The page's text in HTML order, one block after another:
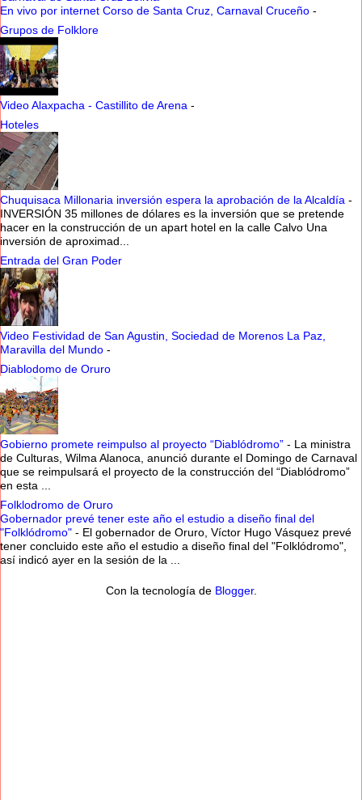
En vivo por internet Corso de Santa Cruz, Carnaval Cruceño -
Grupos de Folklore
Video Alaxpacha - Castillito de Arena -
Hoteles
Chuquisaca Millonaria inversión espera la aprobación de la Alcaldía -
INVERSIÓN 35 millones de dólares es la inversión que se pretende
hacer en la construcción de un apart hotel en la calle Calvo Una
inversión de aproximad...
Entrada del Gran Poder
Video Festividad de San Agustin, Sociedad de Morenos La Paz,
Maravilla del Mundo -
Diablodomo de Oruro
Gobierno promete reimpulso al proyecto “Diablódromo” - La ministra
de Culturas, Wilma Alanoca, anunció durante el Domingo de Carnaval
que se reimpulsará el proyecto de la construcción del “Diablódromo”
en esta ...
Folklodromo de Oruro
Gobernador prevé tener este año el estudio a diseño final del
"Folklódromo" - El gobernador de Oruro, Víctor Hugo Vásquez prevé
tener concluido este año el estudio a diseño final del "Folklódromo",
así indicó ayer en la sesión de la ...
Con la tecnología de Blogger.